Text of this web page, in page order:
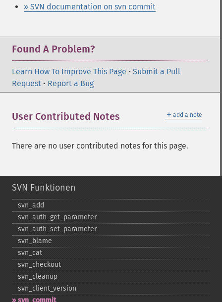
» SVN documentation on svn commit
Found A Problem?
Learn How To Improve This Page • Submit a Pull
Request • Report a Bug
＋ add a note
User Contributed Notes
There are no user contributed notes for this page.
SVN Funktionen
svn_​add
svn_​auth_​get_​parameter
svn_​auth_​set_​parameter
svn_​blame
svn_​cat
svn_​checkout
svn_​cleanup
svn_​client_​version
svn_​commit